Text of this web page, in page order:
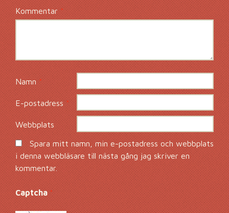
Kommentar*
Namn *
E-postadress*
Webbplats
Spara mitt namn, min e-postadress och webbplats
i denna webbläsare till nästa gång jag skriver en
kommentar.
Captcha*